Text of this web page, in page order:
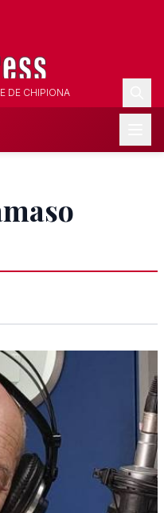
DE CHIPIONA